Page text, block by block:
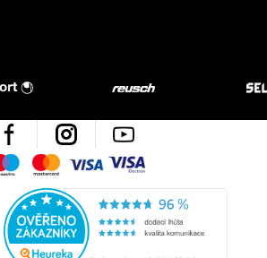
Facebook Instagram
MaestroMastercard
Visa
Česká kvalita